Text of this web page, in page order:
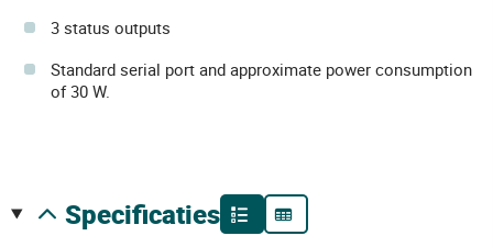
3 status outputs
Standard serial port and approximate power consumption
of 30 W.
specificaties